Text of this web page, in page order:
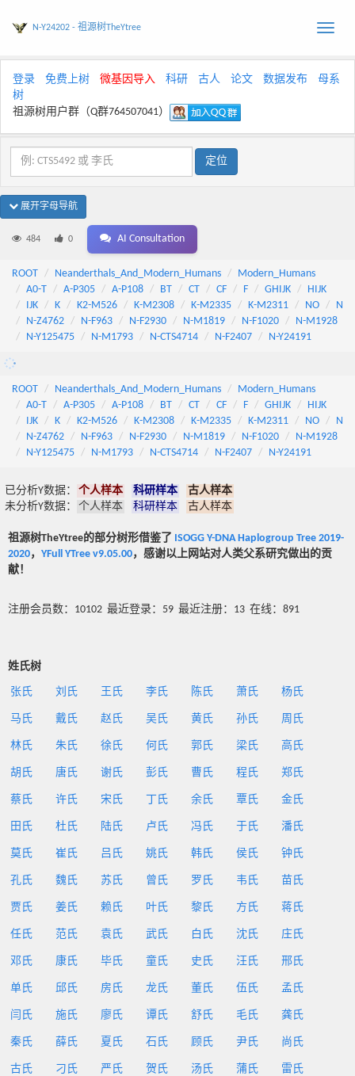
Toggle
N-Y24202 - 祖源树TheYtree
登录 免费上树 微基因导入 科研 古人 论文 数据发布
母系
树
祖源树用户群（Q群764507041）
展开字母导航
484 0 AI Consultation
ROOT Neanderthals_And_Modern_Humans
Modern_Humans
A0-T
A-P305 A-P108 BT CT CF F GHIJK
HIJK
IJK
K K2-M526 K-M2308 K-M2335 K-M2311 NO
N
N-Z4762
N-F963 N-F2930 N-M1819 N-F1020
N-M1928
N-Y125475
N-M1793 N-CTS4714 N-F2407 N-Y24191
ROOT Neanderthals_And_Modern_Humans
Modern_Humans
A0-T
A-P305 A-P108 BT CT CF F GHIJK
HIJK
IJK
K K2-M526 K-M2308 K-M2335 K-M2311 NO
N
N-Z4762
N-F963 N-F2930 N-M1819 N-F1020
N-M1928
N-Y125475
N-M1793 N-CTS4714 N-F2407 N-Y24191
已分析Y数据： 个人样本 科研样本
古人样本
未分析Y数据：
个人样本 科研样本 古人样本
祖源树TheYtree的部分树形借鉴了 ISOGG Y-DNA Haplogroup Tree 2019-
2020， YFull YTree v9.05.00，感谢以上网站对人类父系研究做出的贡
献！
注册会员数：10102 最近登录：59 最近注册：13 在线：891
姓氏树
张氏 刘氏 王氏 李氏 陈氏 萧氏 杨氏
马氏 戴氏 赵氏 吴氏 黄氏 孙氏 周氏
林氏 朱氏 徐氏 何氏 郭氏 梁氏 高氏
胡氏 唐氏 谢氏 彭氏 曹氏 程氏 郑氏
蔡氏 许氏 宋氏 丁氏 余氏 覃氏 金氏
田氏 杜氏 陆氏 卢氏 冯氏 于氏 潘氏
莫氏 崔氏 吕氏 姚氏 韩氏 侯氏 钟氏
孔氏 魏氏 苏氏 曾氏 罗氏 韦氏 苗氏
贾氏 姜氏 赖氏 叶氏 黎氏 方氏 蒋氏
任氏 范氏 袁氏 武氏 白氏 沈氏 庄氏
邓氏 康氏 毕氏 童氏 史氏 汪氏 邢氏
单氏 邱氏 房氏 龙氏 董氏 伍氏 孟氏
闫氏 施氏 廖氏 谭氏 舒氏 毛氏 龚氏
秦氏 薛氏 夏氏 石氏 顾氏 尹氏 尚氏
古氏 刁氏 严氏 贺氏 汤氏 蒲氏 雷氏